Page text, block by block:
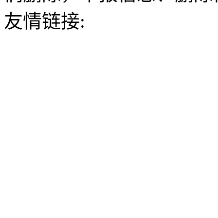
友情链接: